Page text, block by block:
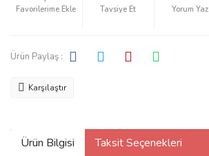
Tavsiye Et Yorum Yaz
Ürün Paylaş :
Karşılaştır
Ürün Bilgisi Taksit Seçenekleri